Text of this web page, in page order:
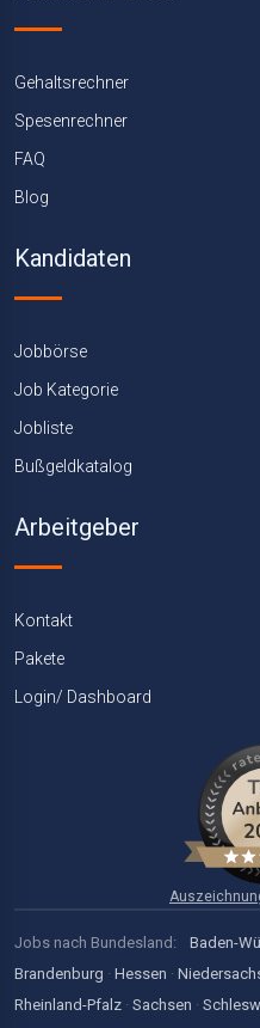
Gehaltsrechner
Spesenrechner
FAQ
Blog
Kandidaten
Jobbörse
Job Kategorie
Jobliste
Bußgeldkatalog
Arbeitgeber
Kontakt
Pakete
Login/ Dashboard
Jobs nach Bundesland: Baden-
Brandenburg · Hessen ·
Rheinland-Pfalz · Sachsen ·